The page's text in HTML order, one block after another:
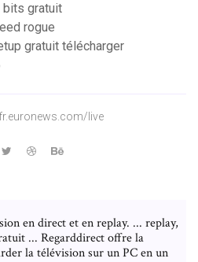
bits gratuit
rogue
gratuit télécharger
live
en direct et en replay. ... replay,
... Regarddirect offre la
la télévision sur un PC en un